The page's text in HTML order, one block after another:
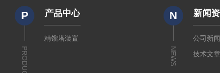
P
PRODUCTS
产品中心
精馏塔装置
N
NEWS
新闻
公司新
技术文